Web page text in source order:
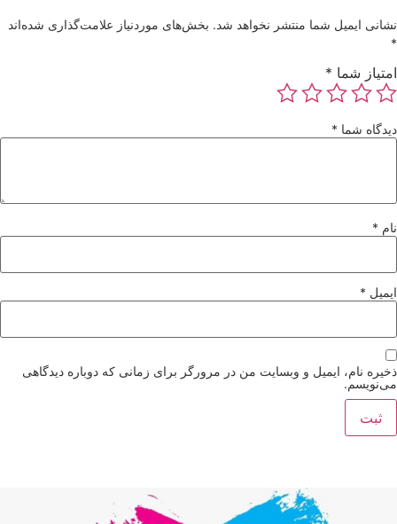
نشانی ایمیل شما منتشر نخواهد شد. بخش‌های موردنیاز علامت‌گذاری شده‌اند
*
امتیاز شما *
دیدگاه شما *
نام *
ایمیل *
ذخیره نام، ایمیل و وبسایت من در مرورگر برای زمانی که دوباره دیدگاهی
می‌نویسم.